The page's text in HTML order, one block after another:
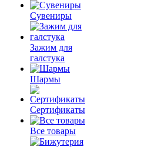
Сувениры
Зажим для
галстука
Шармы
Сертификаты
Все товары